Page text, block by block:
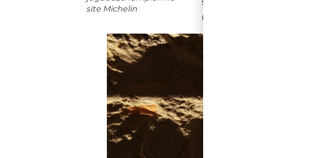
site Michelin
região.